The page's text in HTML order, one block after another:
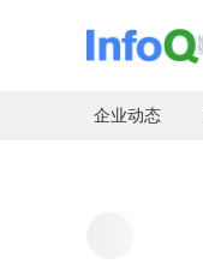
企业动态